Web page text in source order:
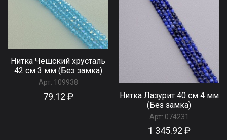
Нитка Чешский хрусталь
42 см 3 мм (Без замка)
Арт: 109938
79.12 ₽
Нитка Лазурит 40 см 4 мм
(Без замка)
Арт: 074231
1 345.92 ₽